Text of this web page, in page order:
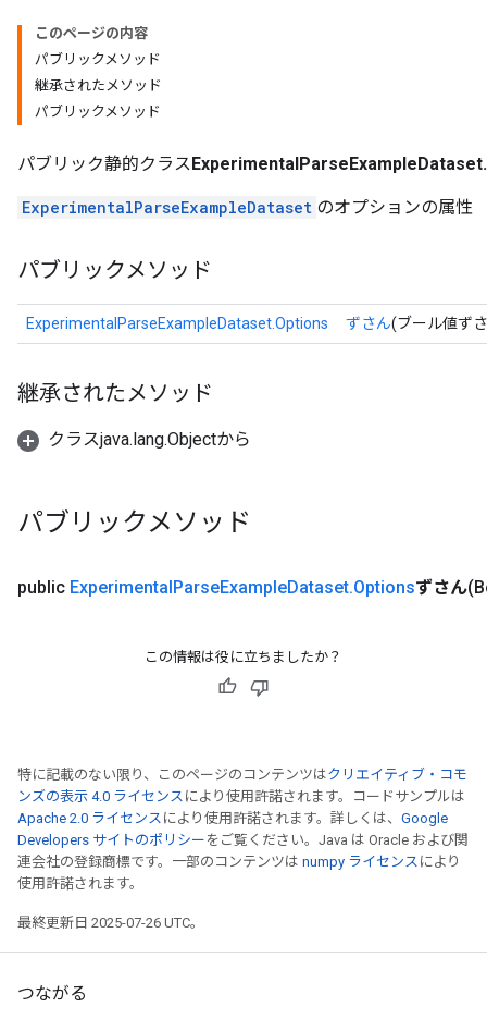
このページの内容
パブリックメソッド
継承されたメソッド
パブリックメソッド
パブリック静的クラス
ExperimentalParseExampleDataset のオプションの属性
パブリックメソッド
ExperimentalParseExampleDataset.Options ずさん(ブール値ず
継承されたメソッド
クラスjava.lang.Objectから
パブリックメソッド
public ExperimentalParseExampleDataset.Optionsずさん
この情報は役に立ちましたか？
特に記載のない限り、このページのコンテンツはクリエイティブ・コモ
ンズの表示 4.0 ライセンス により使用許諾されます。コードサンプルは
Apache 2.0 ライセンス により使用許諾されます。詳しくは、 Google
Developers サイトのポリシー をご覧ください。Java は Oracle および関
連会社の登録商標です。一部のコンテンツは numpy ライセンス により
使用許諾されます。
最終更新日 2025-07-26 UTC。
つながる